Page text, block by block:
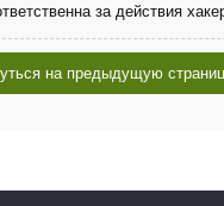
за действия
на предыдущую